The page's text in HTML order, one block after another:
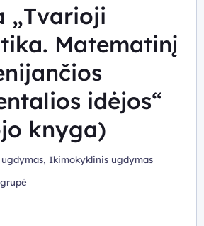
„Tvarioji
Matematinį
idėjos“
knyga)
ugdymas, Ikimokyklinis ugdymas